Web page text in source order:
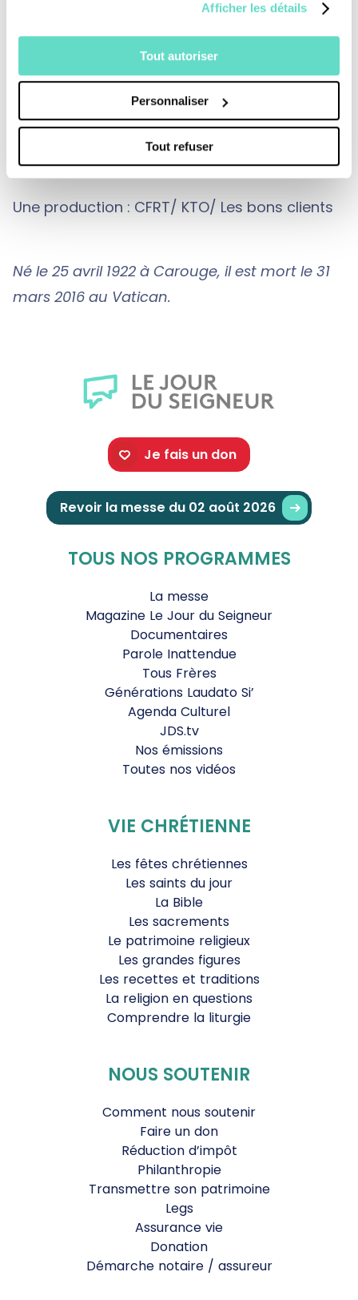
Afficher les détails
Tout autoriser
Personnaliser
Tout refuser
comme évêque : “Misericordiae et veritatis”.
L’objectif de ce documentaire est bien de faire
connaître cet homme d’étude, ce philosophe
proche de Charles Journet et de Jacques
Maritain, qui veut nous faire partager la “joie
Une production : CFRT/ KTO/ Les bons clients
Né le 25 avril 1922 à Carouge, il est mort le 31
mars 2016 au Vatican.
Je fais un don
Revoir la messe du 02 août 2026
TOUS NOS PROGRAMMES
La messe
Magazine Le Jour du Seigneur
Documentaires
Parole Inattendue
Tous Frères
Générations Laudato Si’
Agenda Culturel
JDS.tv
Nos émissions
Toutes nos vidéos
VIE CHRÉTIENNE
Les fêtes chrétiennes
Les saints du jour
La Bible
Les sacrements
Le patrimoine religieux
Les grandes figures
Les recettes et traditions
La religion en questions
Comprendre la liturgie
NOUS SOUTENIR
Comment nous soutenir
Faire un don
Réduction d’impôt
Philanthropie
Transmettre son patrimoine
Legs
Assurance vie
Donation
Démarche notaire / assureur